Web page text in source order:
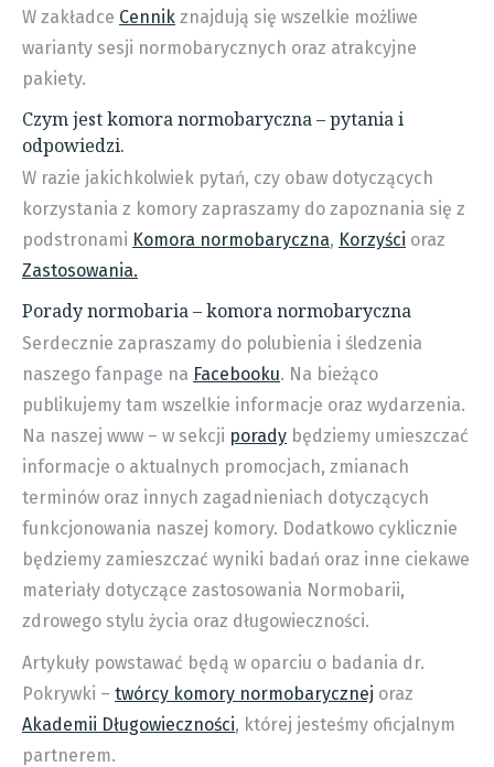
W zakładce Cennik znajdują się wszelkie możliwe
warianty sesji normobarycznych oraz atrakcyjne
pakiety.
Czym jest komora normobaryczna – pytania i
odpowiedzi.
W razie jakichkolwiek pytań, czy obaw dotyczących
korzystania z komory zapraszamy do zapoznania się z
podstronami Komora normobaryczna, Korzyści oraz
Zastosowania.
Porady normobaria – komora normobaryczna
Serdecznie zapraszamy do polubienia i śledzenia
naszego fanpage na Facebooku. Na bieżąco
publikujemy tam wszelkie informacje oraz wydarzenia.
Na naszej www – w sekcji porady będziemy umieszczać
informacje o aktualnych promocjach, zmianach
terminów oraz innych zagadnieniach dotyczących
funkcjonowania naszej komory. Dodatkowo cyklicznie
będziemy zamieszczać wyniki badań oraz inne ciekawe
materiały dotyczące zastosowania Normobarii,
zdrowego stylu życia oraz długowieczności.
Artykuły powstawać będą w oparciu o badania dr.
Pokrywki – twórcy komory normobarycznej oraz
Akademii Długowieczności, której jesteśmy oficjalnym
partnerem.